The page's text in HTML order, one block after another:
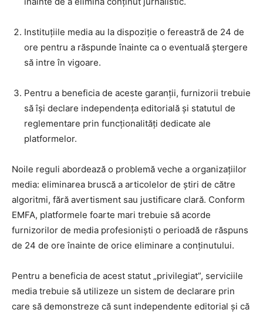
Instituțiile media au la dispoziție o fereastră de 24 de
ore pentru a răspunde înainte ca o eventuală ștergere
să intre în vigoare.
Pentru a beneficia de aceste garanții, furnizorii trebuie
să își declare independența editorială și statutul de
reglementare prin funcționalități dedicate ale
platformelor.
Noile reguli abordează o problemă veche a organizațiilor
media: eliminarea bruscă a articolelor de știri de către
algoritmi, fără avertisment sau justificare clară. Conform
EMFA, platformele foarte mari trebuie să acorde
furnizorilor de media profesioniști o perioadă de răspuns
de 24 de ore înainte de orice eliminare a conținutului.
Pentru a beneficia de acest statut „privilegiat”, serviciile
media trebuie să utilizeze un sistem de declarare prin
care să demonstreze că sunt independente editorial și că